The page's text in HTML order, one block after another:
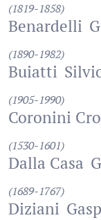
(1819-1858)
Benardelli
(1890-1982)
Buiatti
(1905-1990)
Coronini
(1530-1601)
Dalla Casa
(1689-1767)
Diziani